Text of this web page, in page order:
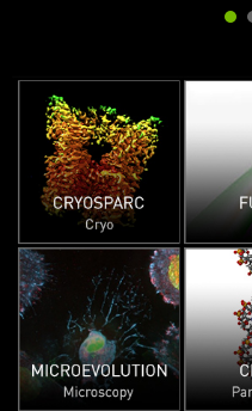
探索 Grace CPU 架構如何推
源效率，並在 Los
(LANL) 的超級電腦 Venado
紀元：Venado 是 10-
於推動材料科學以及
閱
探索 Grace CPU 架構如何推
源效率，並在 Los Alamos
電腦 Venado 上開創永續高
是 10-exaflop 人工智慧效能
以及可再生
閱
探索 NVIDIA 如何在
超級電腦上為超大規模人工
畫背後的技術，以及如何加
閱